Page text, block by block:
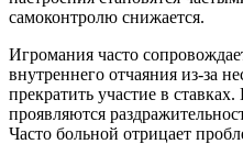
самоконтролю снижается.
Игромания часто
внутреннего отчаяния из-за
прекратить участие в
проявляются
Часто больной отрицает